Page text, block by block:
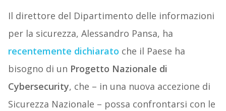
Il direttore del Dipartimento delle informazioni
per la sicurezza, Alessandro Pansa, ha
recentemente dichiarato che il Paese ha
bisogno di un Progetto Nazionale di
Cybersecurity, che – in una nuova accezione di
Sicurezza Nazionale – possa confrontarsi con le